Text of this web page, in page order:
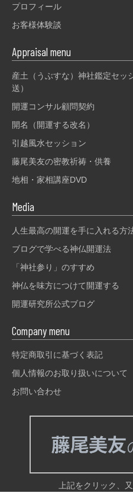
プロフィール
お客様体験談
Appraisal menu
産土（うぶすな）神社鑑定セッ
送）
開運コンサル顧問契約
開名（開運する改名）
引越風水セッション
藤尾美友の密教祈祷・供養
地相・家相講座DVD
Media
人生最高の開運を手に入れる方
ブログで学べる神仏開運法
「神社参り」のすすめ
神仏を味方につけて開運する
開運研究所公式ブログ
Company menu
特定商取引に基づく表記
個人情報のお取り扱いについて
お問い合わせ
上記をクリック、